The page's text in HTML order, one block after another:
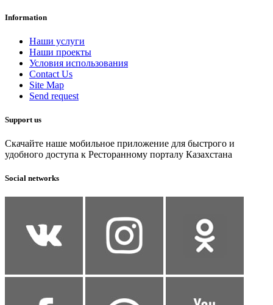
Information
Наши услуги
Наши проекты
Условия использования
Contact Us
Site Map
Send request
Support us
Скачайте наше мобильное приложение для быстрого и
удобного доступа к Ресторанному порталу Казахстана
Social networks